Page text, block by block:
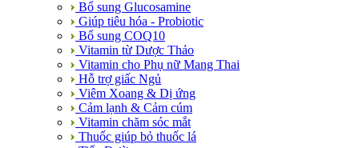
Bổ sung Glucosamine
Giúp tiêu hóa - Probiotic
Bổ sung COQ10
Vitamin từ Dược Thảo
Vitamin cho Phụ nữ Mang Thai
Hỗ trợ giấc Ngủ
Viêm Xoang & Dị ứng
Cảm lạnh & Cảm cúm
Vitamin chăm sóc mắt
Thuốc giúp bỏ thuốc lá